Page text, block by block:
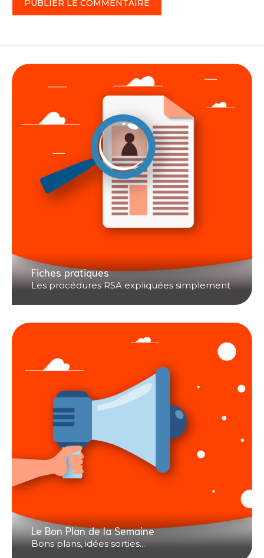
Fiches pratiques
Les procédures RSA expliquées simplement
Le Bon Plan de la Semaine
Bons plans, idées sorties...